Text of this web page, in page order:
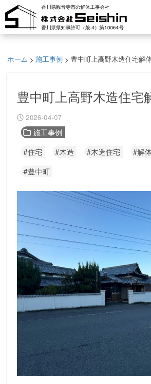
香川県観音寺市の解体工事会社
香川県県知事許可（般-4）第10064号
ホーム > 施工事例 > 豊中町上高野木造住宅解
豊中町上高野木造住宅
2026-04-07
施工事例
#住宅
#木造 #木造住宅
#解
#豊中町